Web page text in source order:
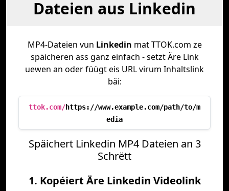
Dateien aus Linkedin
MP4-Dateien vun Linkedin mat TTOK.com ze
späicheren ass ganz einfach - setzt Äre Link
uewen an oder füügt eis URL virum Inhaltslink
bäi:
ttok.com/https://www.example.com/path/to/m
edia
Späichert Linkedin MP4 Dateien an 3
Schrëtt
1. Kopéiert Äre Linkedin Videolink